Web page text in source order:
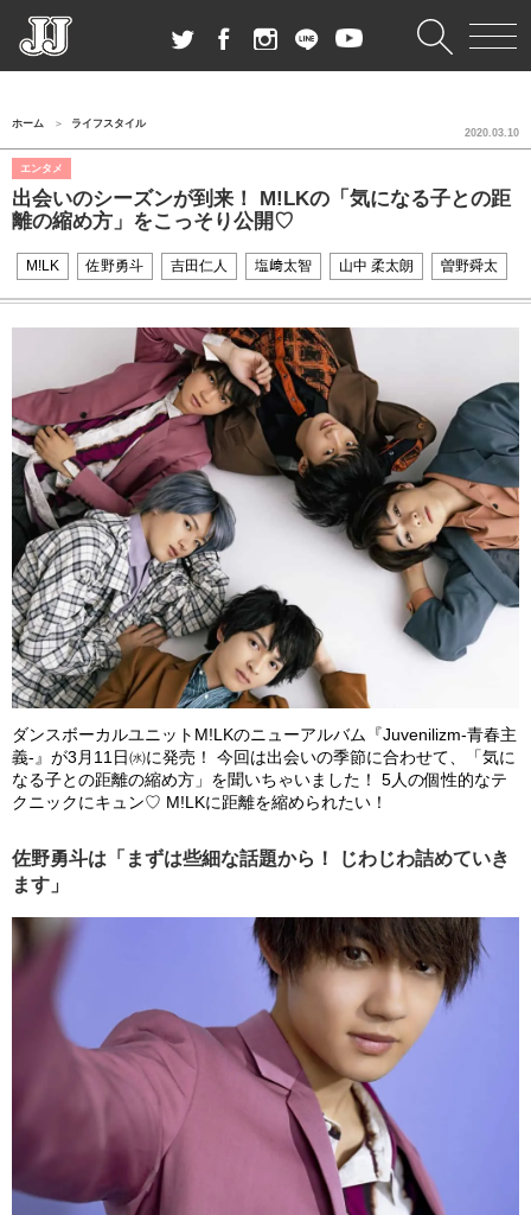
ホーム ライフスタイル
エンタメ
出会いのシーズンが到来！ M!LKの「気になる子との距
離の縮め方」をこっそり公開♡
2020.03.10
M!LK 佐野勇斗 吉田仁人 塩﨑太智 山中 柔太朗 曽野舜太
ダンスボーカルユニットM!LKのニューアルバム『Juvenilizm-青春主
義-』が3月11日㈬に発売！ 今回は出会いの季節に合わせて、「気に
なる子との距離の縮め方」を聞いちゃいました！ 5人の個性的なテ
クニックにキュン♡ M!LKに距離を縮められたい！
佐野勇斗は「まずは些細な話題から！ じわじわ詰めていき
ます」